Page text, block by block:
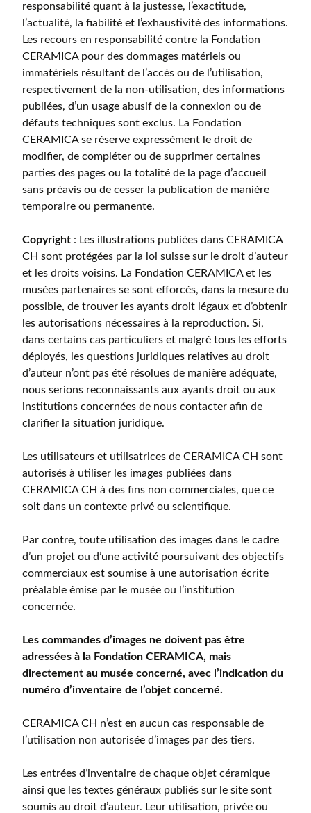
responsabilité quant à la justesse, l’exactitude,
l’actualité, la fiabilité et l’exhaustivité des informations.
Les recours en responsabilité contre la Fondation
CERAMICA pour des dommages matériels ou
immatériels résultant de l’accès ou de l’utilisation,
respectivement de la non-utilisation, des informations
publiées, d’un usage abusif de la connexion ou de
défauts techniques sont exclus. La Fondation
CERAMICA se réserve expressément le droit de
modifier, de compléter ou de supprimer certaines
parties des pages ou la totalité de la page d’accueil
sans préavis ou de cesser la publication de manière
temporaire ou permanente.
Copyright : Les illustrations publiées dans CERAMICA
CH sont protégées par la loi suisse sur le droit d’auteur
et les droits voisins. La Fondation CERAMICA et les
musées partenaires se sont efforcés, dans la mesure du
possible, de trouver les ayants droit légaux et d’obtenir
les autorisations nécessaires à la reproduction. Si,
dans certains cas particuliers et malgré tous les efforts
déployés, les questions juridiques relatives au droit
d’auteur n’ont pas été résolues de manière adéquate,
nous serions reconnaissants aux ayants droit ou aux
institutions concernées de nous contacter afin de
clarifier la situation juridique.
Les utilisateurs et utilisatrices de CERAMICA CH sont
autorisés à utiliser les images publiées dans
CERAMICA CH à des fins non commerciales, que ce
soit dans un contexte privé ou scientifique.
Par contre, toute utilisation des images dans le cadre
d’un projet ou d’une activité poursuivant des objectifs
commerciaux est soumise à une autorisation écrite
préalable émise par le musée ou l’institution
concernée.
Les commandes d’images ne doivent pas être
adressées à la Fondation CERAMICA, mais
directement au musée concerné, avec l’indication du
numéro d’inventaire de l’objet concerné.
CERAMICA CH n’est en aucun cas responsable de
l’utilisation non autorisée d’images par des tiers.
Les entrées d’inventaire de chaque objet céramique
ainsi que les textes généraux publiés sur le site sont
soumis au droit d’auteur. Leur utilisation, privée ou